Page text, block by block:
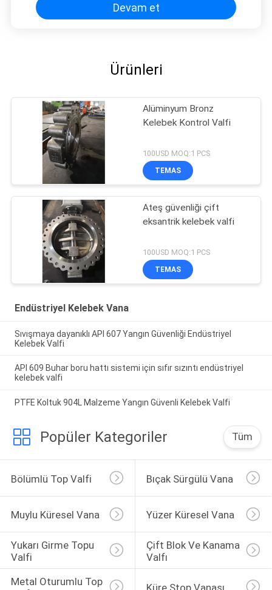
Devam et
Ürünleri
Alüminyum Bronz
Kelebek Kontrol Valfi
100USD MOQ:1 PCS
TEMAS
Ateş güvenliği çift
eksantrik kelebek valfi
100USD MOQ:1 PCS
TEMAS
Endüstriyel Kelebek Vana
Sıvışmaya dayanıklı API 607 Yangın Güvenliği Endüstriyel
Kelebek Valfi
API 609 Buhar boru hattı sistemi için sıfır sızıntı endüstriyel
kelebek valfi
PTFE Koltuk 904L Malzeme Yangın Güvenli Kelebek Valfi
Popüler Kategoriler Tüm
Bölümlü Top Valfi Bıçak Sürgülü Vana
Muylu Küresel Vana Yüzer Küresel Vana
Yukarı Girme Topu
Valfi
Çift Blok Ve Kanama
Valfı
Metal Oturumlu Top
Küre Stop Vanası